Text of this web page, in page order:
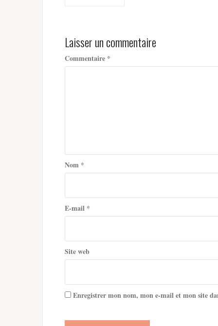
Laisser un commentaire
Commentaire *
Nom *
E-mail *
Site web
Enregistrer mon nom, mon e-mail et mon site